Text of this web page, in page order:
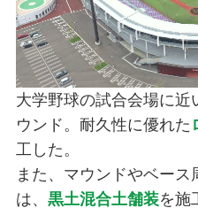
大学野球の試合会場に近
ウンド。耐久性に優れた
工した。
また、マウンドやベー
は、 黒土混合土舗装を施